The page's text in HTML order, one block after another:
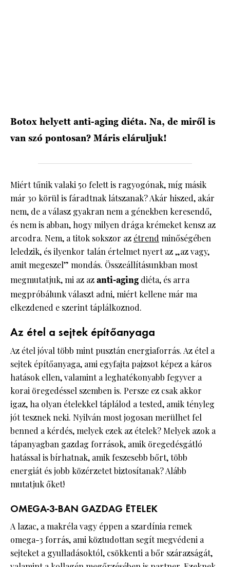
Botox helyett anti-aging diéta. Na, de miről is
van szó pontosan? Máris eláruljuk!
Miért tűnik valaki 50 felett is ragyogónak, míg másik
már 30 körül is fáradtnak látszanak? Akár hiszed, akár
nem, de a válasz gyakran nem a génekben keresendő,
és nem is abban, hogy milyen drága krémeket kensz az
arcodra. Nem, a titok sokszor az étrend minőségében
leledzik, és ilyenkor talán értelmet nyert az „az vagy,
amit megeszel” mondás. Összeállításunkban most
megmutatjuk, mi az azanti-aging diéta, és arra
megpróbálunk választ adni, miért kellene már ma
elkezdened e szerint táplálkoznod.
Az étel a sejtek építőanyaga
Az étel jóval több mint pusztán energiaforrás. Az étel a
sejtek építőanyaga, ami egyfajta pajzsot képez a káros
hatások ellen, valamint a leghatékonyabb fegyver a
korai öregedéssel szemben is. Persze ez csak akkor
igaz, ha olyan ételekkel táplálod a tested, amik tényleg
jót tesznek neki. Nyilván most jogosan merülhet fel
benned a kérdés, melyek ezek az ételek? Melyek azok a
tápanyagban gazdag források, amik öregedésgátló
hatással is bírhatnak, amik feszesebb bőrt, több
energiát és jobb közérzetet biztosítanak? Alább
mutatjuk őket!
OMEGA-3-BAN GAZDAG ÉTELEK
A lazac, a makréla vagy éppen a szardínia remek
omega-3 forrás, ami köztudottan segít megvédeni a
sejteket a gyulladásoktól, csökkenti a bőr szárazságát,